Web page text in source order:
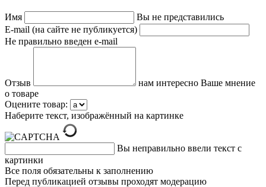
Имя
Вы не представились
E-mail (на сайте не публикуется)
Не правильно введен e-mail
Отзыв
нам интересно Ваше мнение
о товаре
Оцените товар:
Наберите текст, изображённый на картинке
Вы неправильно ввели текст с
картинки
Все поля обязательны к заполнению
Перед публикацией отзывы проходят модерацию